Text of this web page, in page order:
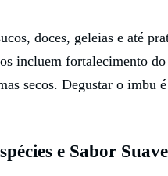
doces, geleias e até
incluem fortalecimento
secos. Degustar o imbu
e Sabor Suave